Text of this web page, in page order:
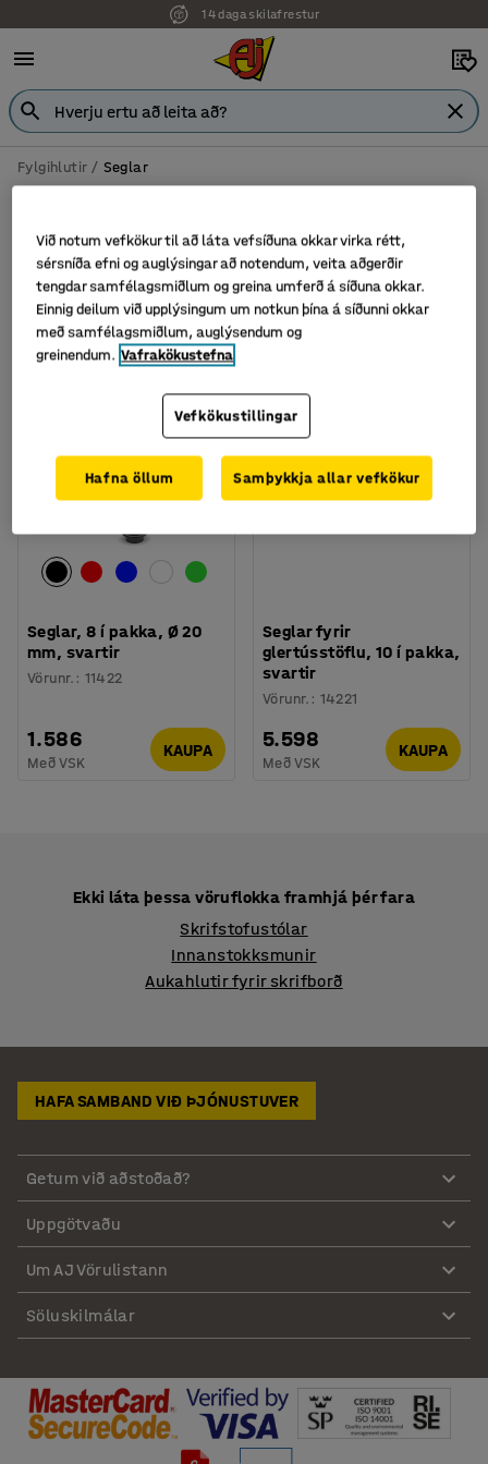
14 daga skilafrestur
Fylgihlutir Seglar
Sía Flokka
2 vörur
Seglar, 8 í pakka, Ø 20
mm, svartir
Vörunr. : 11422
1.586
Með VSK
KAUPA
Seglar fyrir
glertússtöflu, 10 í pakka,
svartir
Vörunr. : 14221
5.598
Með VSK
KAUPA
Ekki láta þessa vöruflokka framhjá þér fara
Skrifstofustólar
Innanstokksmunir
Aukahlutir fyrir skrifborð
HAFA SAMBAND VIÐ ÞJÓNUSTUVER
Getum við aðstoðað?
Uppgötvaðu
Um AJ Vörulistann
Söluskilmálar
Við notum vefkökur til að láta vefsíðuna okkar virka rétt,
sérsníða efni og auglýsingar að notendum, veita aðgerðir
tengdar samfélagsmiðlum og greina umferð á síðuna okkar.
Einnig deilum við upplýsingum um notkun þína á síðunni okkar
með samfélagsmiðlum, auglýsendum og
greinendum. Vafrakökustefna
Vefkökustillingar
Hafna öllum Samþykkja allar vefkökur